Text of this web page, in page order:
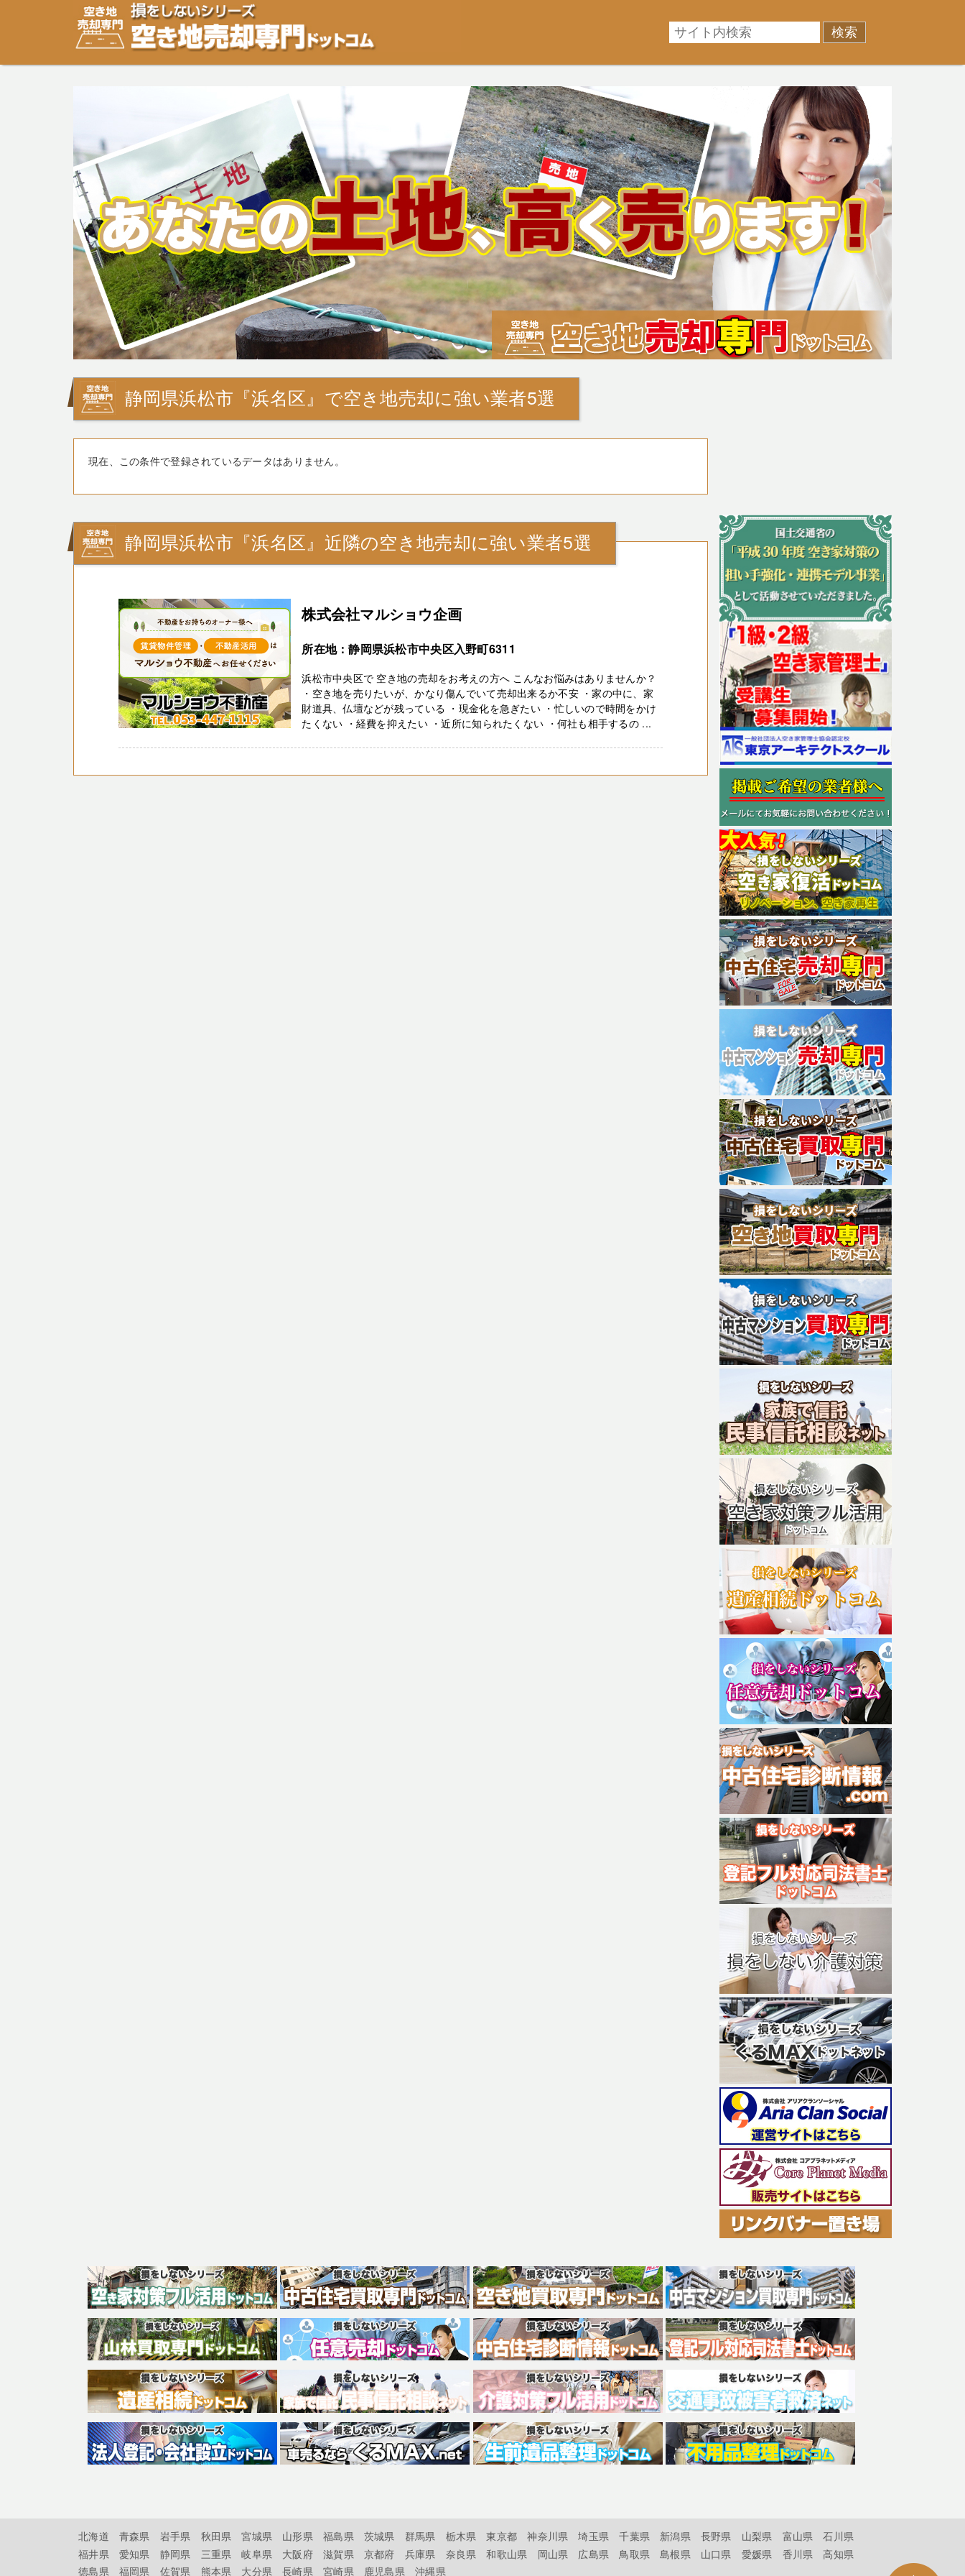
空き地・土地の「売却」は「個人」の方々が、「買取」は不動産や開発等の「業者」が物件を買います。一般的に「売却」は時間はかかるが相場に準じた売却金額、「買取」は短期ではあるが相場よ
り安めの売却金額と言われています。空き地・土地の売却をご検討中の方はお気軽にご相談ください。空き地・土地、相続不動産など、不動産売却のお悩みを全国の専門家が解決致します！
静岡県浜松市『浜名区』で空き地売却に強い業者5選
現在、この条件で登録されているデータはありません。
静岡県浜松市『浜名区』近隣の空き地売却に強い業者5選
株式会社マルショウ企画
所在地：静岡県浜松市中央区入野町6311
浜松市中央区で 空き地の売却をお考えの方へ こんなお悩みはありませんか？
・空き地を売りたいが、かなり傷んでいて売却出来るか不安 ・家の中に、家
財道具、仏壇などが残っている ・現金化を急ぎたい ・忙しいので時間をかけ
たくない ・経費を抑えたい ・近所に知られたくない ・何社も相手するの ...
北海道 青森県 岩手県 秋田県 宮城県 山形県 福島県 茨城県 群馬県 栃木県 東京都 神奈川県 埼玉県 千葉県 新潟県 長野県 山梨県 富山県
石川県
福井県
愛知県 静岡県 三重県 岐阜県 大阪府 滋賀県 京都府 兵庫県 奈良県 和歌山県 岡山県 広島県 鳥取県 島根県 山口県 愛媛県 香川県
高知県
徳島県
福岡県 佐賀県 熊本県 大分県 長崎県 宮崎県 鹿児島県 沖縄県